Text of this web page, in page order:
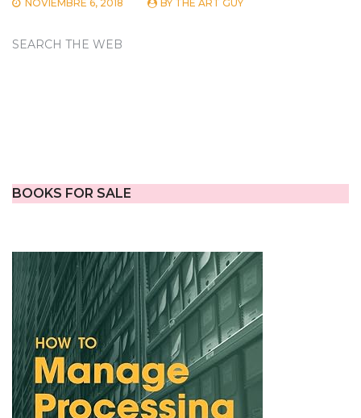
NOVIEMBRE 6, 2018 BY THE ART GUY
SEARCH THE WEB
BOOKS FOR SALE